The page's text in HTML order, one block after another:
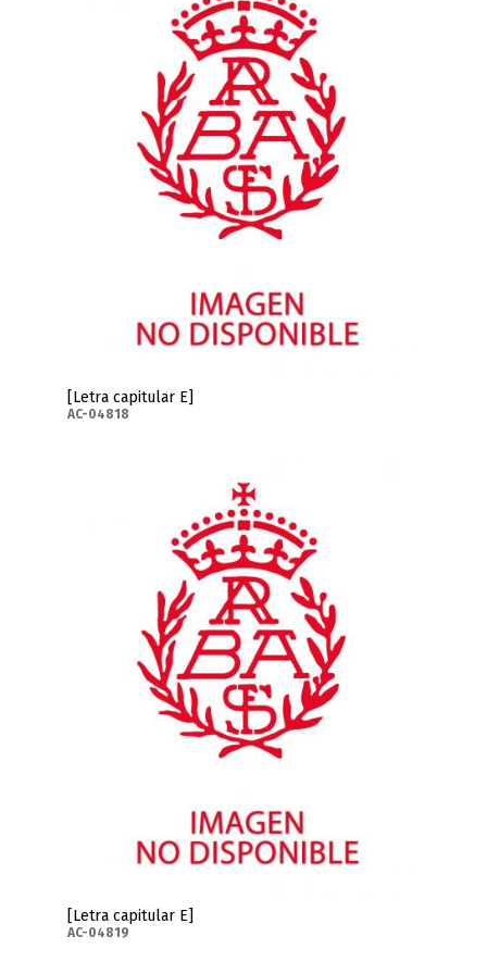
[Letra capitular E]
AC-04818
[Letra capitular E]
AC-04819